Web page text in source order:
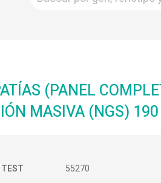
(PANEL
MASIVA (NGS) 190
TEST
55270